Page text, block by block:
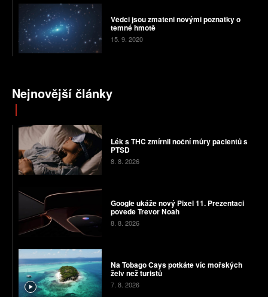
Vědci jsou zmateni novými poznatky o
temné hmotě
15. 9. 2020
Nejnovější články
Lék s THC zmírnil noční můry pacientů s
PTSD
8. 8. 2026
Google ukáže nový Pixel 11. Prezentaci
povede Trevor Noah
8. 8. 2026
Na Tobago Cays potkáte víc mořských
želv než turistů
7. 8. 2026